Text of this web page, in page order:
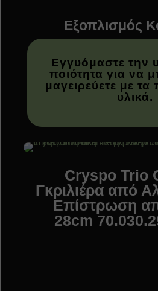
Εξοπλισμός
Εγγυόμαστε την
ποιότητα για να
μαγειρεύετε με
υλικά.
Cryspo Trio
Γκριλιέρα από
Επίστρωση
28cm